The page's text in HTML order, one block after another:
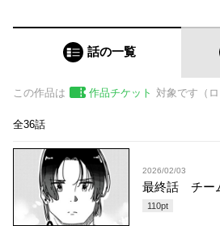
話の一覧
この作品は 作品チケット 対象です（
全36話
2026/02/03
最終話 チー
110pt